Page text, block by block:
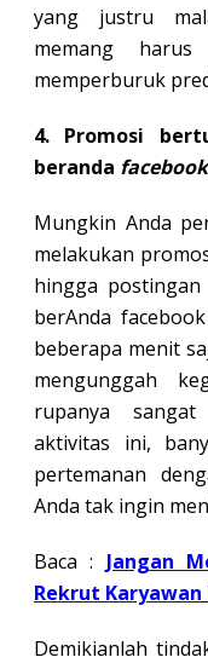
yang justru
memang
memperburuk
4. Promosi
beranda facebook
Mungkin Anda
melakukan
hingga
berAnda
beberapa menit
mengunggah
rupanya
aktivitas ini,
pertemanan
Anda tak ingin
Baca : Jangan
Rekrut Karyawan
Demikianlah